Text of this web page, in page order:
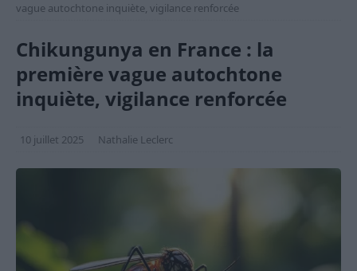
vague autochtone inquiète, vigilance renforcée
Chikungunya en France : la
première vague autochtone
inquiète, vigilance renforcée
10 juillet 2025 Nathalie Leclerc